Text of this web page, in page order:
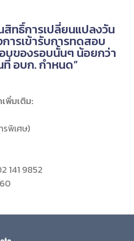
สิทธิ์การเปลี่ยนแปลงวัน
การเข้ารับการทดสอบ
บของรอบนั้นๆ น้อยกว่า
ที่ อบก. กำหนด”
พิ่มเติม:
รพิเศษ)
141 9852